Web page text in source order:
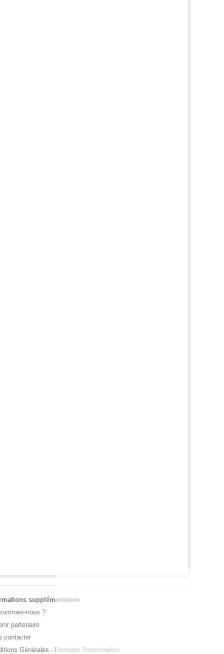
supplémentaires
nous ?
partenaire
contacter
Générales - Données Personnelles